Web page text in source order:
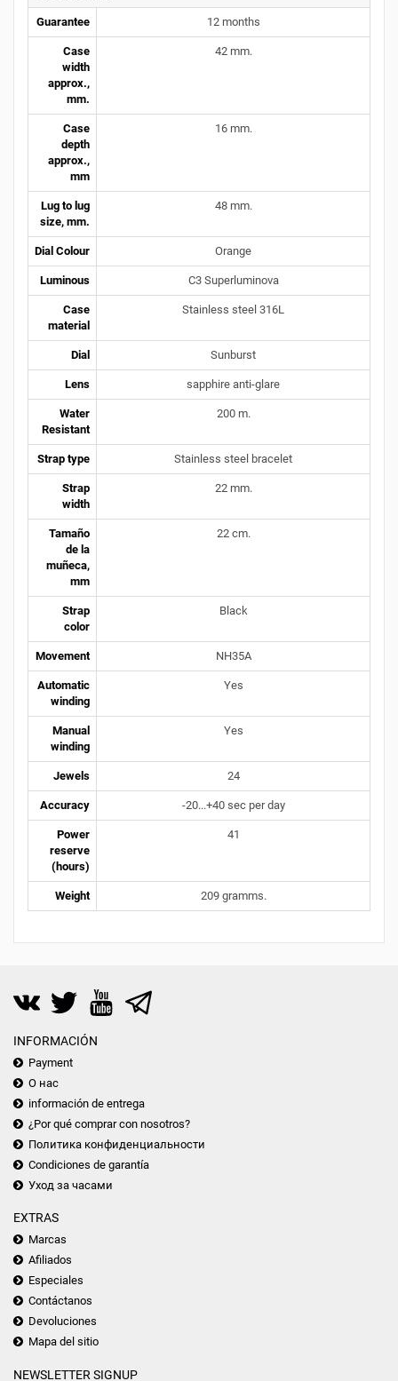
Guarantee 12 months
Case
width
approx.,
mm.
42 mm.
Case
depth
approx.,
mm
16 mm.
Lug to lug
size, mm.
48 mm.
Dial Colour Orange
Luminous C3 Superluminova
Case
material
Stainless steel 316L
Dial Sunburst
Lens sapphire anti-glare
Water
Resistant
200 m.
Strap type Stainless steel bracelet
Strap
width
22 mm.
Tamaño
de la
muñeca,
mm
22 cm.
Strap
color
Black
Movement NH35A
Automatic
winding
Yes
Manual
winding
Yes
Jewels 24
Accuracy -20...+40 sec per day
Power
reserve
(hours)
41
Weight 209 gramms.
INFORMACIÓN
Payment
О нас
información de entrega
¿Por qué comprar con nosotros?
Политика конфиденциальности
Condiciones de garantía
Уход за часами
EXTRAS
Marcas
Afiliados
Especiales
Contáctanos
Devoluciones
Mapa del sitio
NEWSLETTER SIGNUP